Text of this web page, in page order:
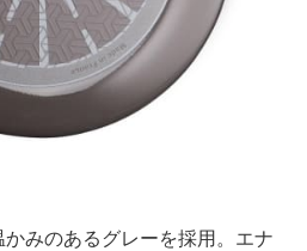
みのあるグレーを採用。エナ